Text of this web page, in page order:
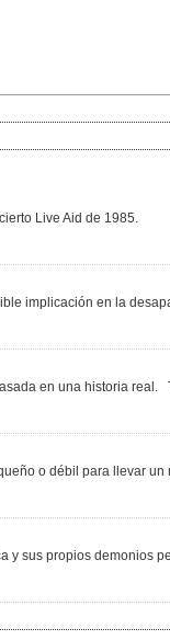
Live Aid de 1985.
implicación en la
en una historia real.
o débil para llevar un
y sus propios demonios